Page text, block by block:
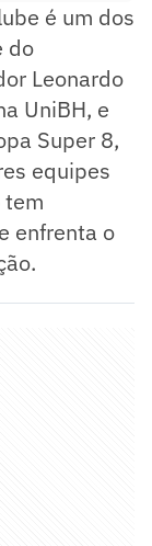
é um dos
do
Leonardo
UniBH, e
Super 8,
equipes
enfrenta o